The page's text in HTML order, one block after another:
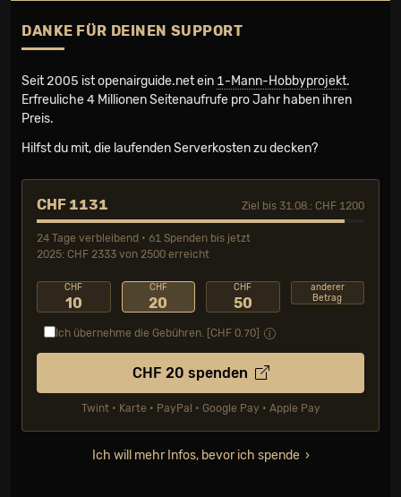
DANKE FÜR DEINEN SUPPORT
Seit 2005 ist openairguide.net ein 1-Mann-Hobbyprojekt.
Erfreuliche 4 Millionen Seiten­aufrufe pro Jahr haben ihren
Preis.
Hilfst du mit, die laufenden Serverkosten zu decken?
CHF 1131 Ziel bis 31.08.: CHF 1200
24 Tage verbleibend • 61 Spenden bis jetzt
2025: CHF 2333 von 2500 erreicht
CHF
10
CHF
20
CHF
50
anderer
Betrag
Ich übernehme die Gebühren. [CHF 0.70
CHF 20 spenden
Twint • Karte • PayPal • Google Pay • Apple Pay
Ich will mehr Infos, bevor ich spende